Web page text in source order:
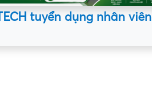
tuyển dụng nhân viên